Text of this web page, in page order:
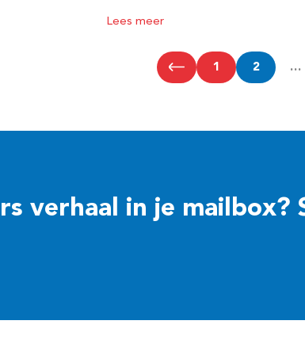
Lees meer
1 2 …
verhaal in je mailbox?